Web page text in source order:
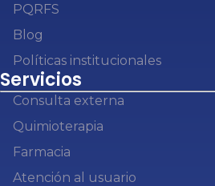
PQRFS
Blog
Políticas institucionales
Servicios
Consulta externa
Quimioterapia
Farmacia
Atención al usuario